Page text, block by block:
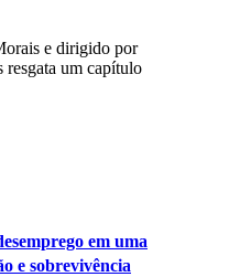
e dirigido por
um capítulo
em uma
e sobrevivência